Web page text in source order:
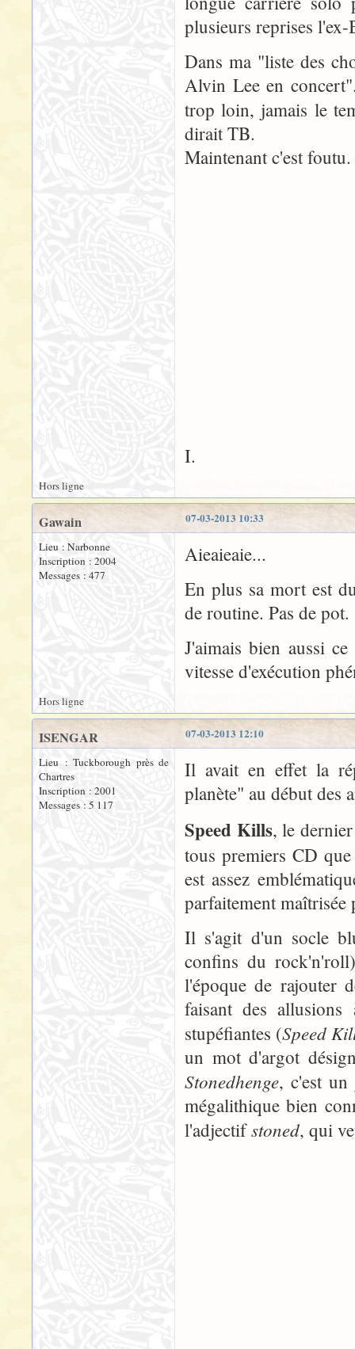
plusieurs reprises
Dans ma "liste des
Alvin Lee en
trop loin, jamais le
dirait TB.
Maintenant c'est
I.
Hors ligne
07-03-2013 10:33
Gawain
Lieu : Narbonne
Inscription : 2004
Messages : 477
Aieaieaie...
En plus sa mort est
de routine. Pas de pot.
J'aimais bien aussi
vitesse d'exécution
Hors ligne
07-03-2013 12:10
ISENGAR
Lieu : Tuckborough près de
Chartres
Inscription : 2001
Messages : 5 117
Il avait en effet la
planète" au début des
Speed Kills, le
tous premiers CD
est assez
parfaitement
Il s'agit d'un socle
confins du
l'époque de rajouter
faisant des allusions
stupéfiantes (Speed
un mot d'argot
Stonedhenge, c'est
mégalithique bien
l'adjectifstoned, qui